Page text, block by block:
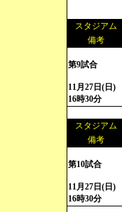
スタジアム
備考
第9試合
11月27日(日)
16時30分
スタジアム
備考
第10試合
11月27日(日)
16時30分